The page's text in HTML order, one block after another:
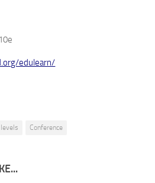
edulearn/
Conference